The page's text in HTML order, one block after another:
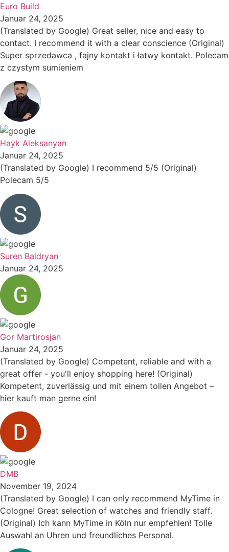
Euro Build
Januar 24, 2025
(Translated by Google) Great seller, nice and easy to
contact. I recommend it with a clear conscience (Original)
Super sprzedawca , fajny kontakt i łatwy kontakt. Polecam
z czystym sumieniem
Hayk Aleksanyan
Januar 24, 2025
(Translated by Google) I recommend 5/5 (Original)
Polecam 5/5
Suren Baldryan
Januar 24, 2025
Gor Martirosjan
Januar 24, 2025
(Translated by Google) Competent, reliable and with a
great offer - you'll enjoy shopping here! (Original)
Kompetent, zuverlässig und mit einem tollen Angebot –
hier kauft man gerne ein!
DMB
November 19, 2024
(Translated by Google) I can only recommend MyTime in
Cologne! Great selection of watches and friendly staff.
(Original) Ich kann MyTime in Köln nur empfehlen! Tolle
Auswahl an Uhren und freundliches Personal.